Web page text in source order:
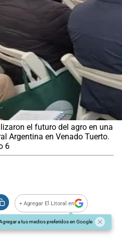
el futuro del agro en una
Argentina en Venado Tuerto.
6
+ Agregar El Litoral en
a tus medios preferidos en Google